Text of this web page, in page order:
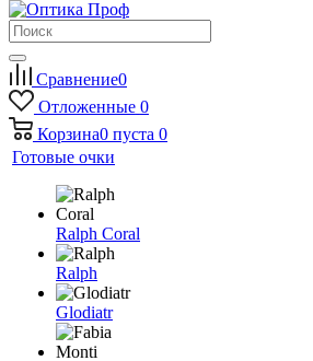
Сравнение0
Отложенные 0
Корзина0 пуста 0
Готовые очки
Ralph Coral
Ralph
Glodiatr